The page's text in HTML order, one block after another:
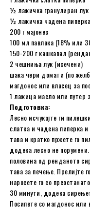
½ лажичка гранулиран лук
½ лажичка чадена
200 г мајонез
100 мл павлака (18% или
150-200 г кашкавал
2 чешниња лук (исечени)
шака чери домати (по
магдонос или власец за
1 лажица масло или путер
Подготовка:
Лесно исчукајте ги
слатка и чадена пиперка и
тава и кратко пржете го
додека лесно не
половина од ренданото
тава за печење. Прелијте
наросете го со
30 минути, додека
Посипете со магдонос